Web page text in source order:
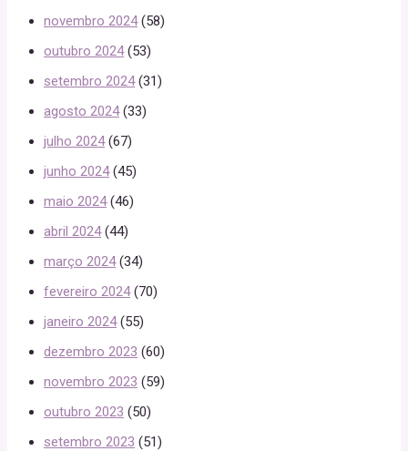
novembro 2024(58)
outubro 2024(53)
setembro 2024(31)
agosto 2024(33)
julho 2024(67)
junho 2024(45)
maio 2024(46)
abril 2024(44)
março 2024(34)
fevereiro 2024(70)
janeiro 2024(55)
dezembro 2023 (60)
novembro 2023 (59)
outubro 2023 (50)
setembro 2023 (51)